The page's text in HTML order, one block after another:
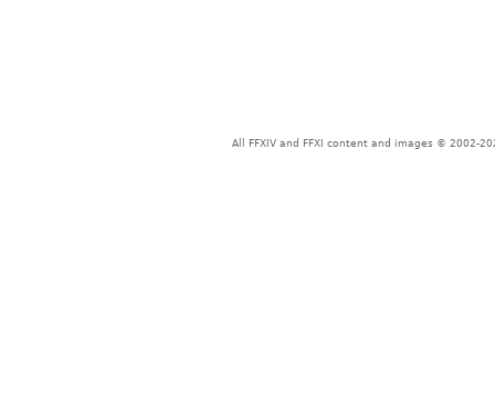
All FFXIV and FFXI content and images © 2002-